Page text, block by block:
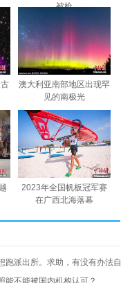
被枪
澳大利亚南部地区出现罕
见的南极光
2023年全国帆板冠军赛
在广西北海落幕
跑派出所。求助，有没有办法自
能不能被国内机构认可？